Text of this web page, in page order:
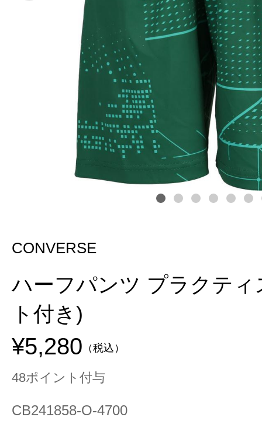
CONVERSE
ハーフパンツ プラクテ
ト付き)
¥5,280 （税込）
48ポイント付与
CB241858-O-4700